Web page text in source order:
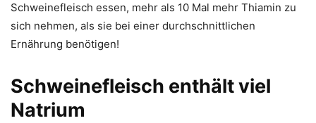
Schweinefleisch essen, mehr als 10 Mal mehr Thiamin zu
sich nehmen, als sie bei einer durchschnittlichen
Ernährung benötigen!
Schweinefleisch enthält viel
Natrium